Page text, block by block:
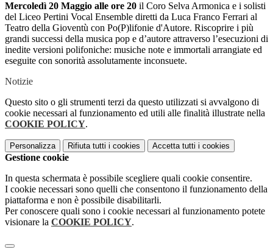
Mercoledì 20 Maggio alle ore 20 il Coro Selva Armonica e i solisti
del Liceo Pertini Vocal Ensemble diretti da Luca Franco Ferrari al
Teatro della Gioventù con Po(P)lifonie d'Autore. Riscoprire i più
grandi successi della musica pop e d’autore attraverso l’esecuzioni di
inedite versioni polifoniche: musiche note e immortali arrangiate ed
eseguite con sonorità assolutamente inconsuete.
Notizie
Questo sito o gli strumenti terzi da questo utilizzati si avvalgono di
cookie necessari al funzionamento ed utili alle finalità illustrate nella
COOKIE POLICY.
Personalizza Rifiuta tutti i cookies Accetta tutti i cookies
Gestione cookie
In questa schermata è possibile scegliere quali cookie consentire.
I cookie necessari sono quelli che consentono il funzionamento della
piattaforma e non è possibile disabilitarli.
Per conoscere quali sono i cookie necessari al funzionamento potete
visionare la COOKIE POLICY.